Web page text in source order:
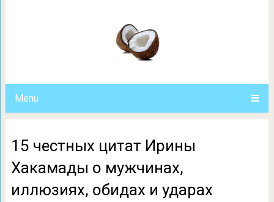
Menu
15 честных цитат Ирины
Хакамады о мужчинах,
иллюзиях, обидах и ударах